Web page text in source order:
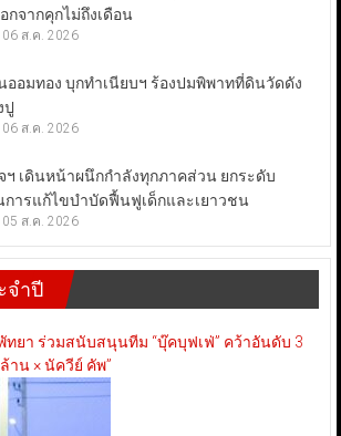
กจากคุกไม่ถึงเดือน
06 ส.ค. 2026
ออมทอง บุกทำเนียบฯ ร้องปมพิพาทที่ดินวัดดัง
ปู
06 ส.ค. 2026
ฯ เดินหน้าผนึกกำลังทุกภาคส่วน ยกระดับ
การแก้ไขบำบัดฟื้นฟูเด็กและเยาวชน
05 ส.ค. 2026
จำปี
ทยา ร่วมสนับสนุนทีม “บุ๊คบุฟเฟ่” คว้าอันดับ 3
าน × นัควีย์ คัพ”